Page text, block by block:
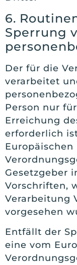
6.
Sperrung
Der für die
verarbeitet
Person nur
Erreichung
erforderlich
Gesetzgeber
Vorschriften,
Verarbeitung
vorgesehen
Entfällt der
eine vom